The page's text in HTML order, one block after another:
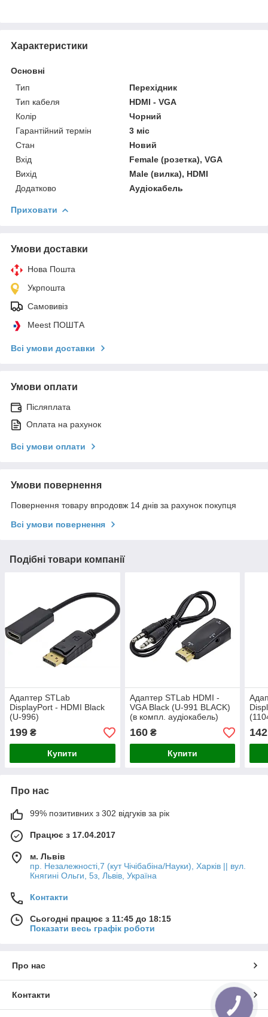
Характеристики
Основні
Тип
Перехідник
Тип кабеля
HDMI - VGA
Колір
Чорний
Гарантійний термін
3 міс
Стан
Новий
Вхід
Female (розетка), VGA
Вихід
Male (вилка), HDMI
Додатково
Аудіокабель
Приховати
Умови доставки
Нова Пошта
Укрпошта
Самовивіз
Meest ПОШТА
Всі умови доставки
Умови оплати
Післяплата
Оплата на рахунок
Всі умови оплати
Умови повернення
Повернення товару впродовж 14 днів за рахунок покупця
Всі умови повернення
Подібні товари компанії
Адаптер STLab
DisplayPort - HDMI Black
(U-996)
199 ₴
Купити
Адаптер STLab HDMI -
VGA Black (U-991 BLACK)
(в компл. аудіокабель)
160₴
Купити
142
Про нас
99% позитивних з 302 відгуків за рік
Працює з 17.04.2017
м. Львів
пр. Незалежності,7 (кут Чічібабіна/Науки), Харків || вул.
Княгині Ольги, 5з, Львів, Україна
Контакти
Сьогодні працює з 11:45 до 18:15
Показати весь графік роботи
Про нас
Контакти
КНОПКА
ЗВ'ЯЗКУ